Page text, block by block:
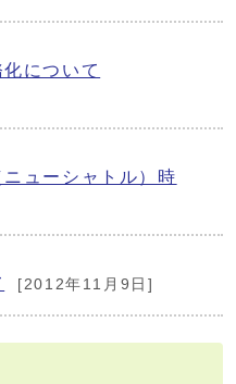
について
ューシャトル）時
[2012年11月9日]